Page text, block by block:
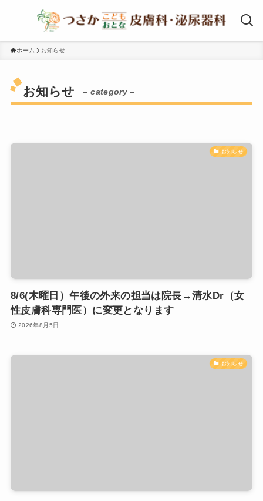
ホーム お知らせ
お知らせ – category –
お知らせ
8/6(木曜日）午後の外来の担当は院長→清水Dr（女
性皮膚科専門医）に変更となります
2026年8月5日
お知らせ